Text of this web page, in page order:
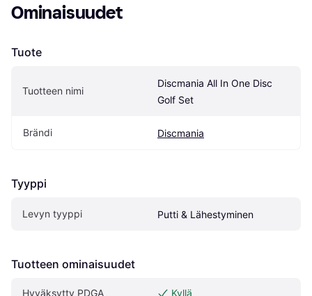
Ominaisuudet
Tuote
Tuotteen nimi
Discmania All In One Disc
Golf Set
Brändi Discmania
Tyyppi
Levyn tyyppi Putti & Lähestyminen
Tuotteen ominaisuudet
Hyväksytty PDGA Kyllä